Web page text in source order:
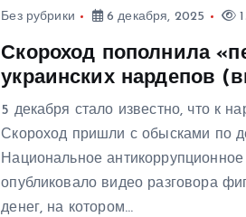
Без рубрики 6 декабря, 2025
Скороход пополнила
украинских нардепов
5 декабря стало известно, что к
Скороход пришли с обысками по
Национальное
опубликовало видео разговора
денег, на котором…